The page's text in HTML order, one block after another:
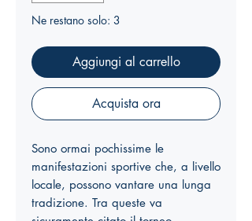
Ne restano solo: 3
Aggiungi al carrello
Acquista ora
Sono ormai pochissime le
manifestazioni sportive che, a livello
locale, possono vantare una lunga
tradizione. Tra queste va